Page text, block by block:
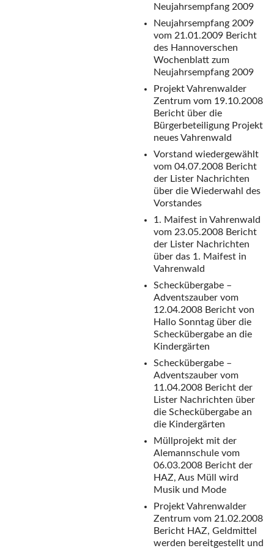
Neujahrsempfang 2009
Neujahrsempfang 2009
vom 21.01.2009 Bericht
des Hannoverschen
Wochenblatt zum
Neujahrsempfang 2009
Projekt Vahrenwalder
Zentrum vom 19.10.2008
Bericht über die
Bürgerbeteiligung Projekt
neues Vahrenwald
Vorstand wiedergewählt
vom 04.07.2008 Bericht
der Lister Nachrichten
über die Wiederwahl des
Vorstandes
1. Maifest in Vahrenwald
vom 23.05.2008 Bericht
der Lister Nachrichten
über das 1. Maifest in
Vahrenwald
Scheckübergabe –
Adventszauber vom
12.04.2008 Bericht von
Hallo Sonntag über die
Scheckübergabe an die
Kindergärten
Scheckübergabe –
Adventszauber vom
11.04.2008 Bericht der
Lister Nachrichten über
die Scheckübergabe an
die Kindergärten
Müllprojekt mit der
Alemannschule vom
06.03.2008 Bericht der
HAZ, Aus Müll wird
Musik und Mode
Projekt Vahrenwalder
Zentrum vom 21.02.2008
Bericht HAZ, Geldmittel
werden bereitgestellt und